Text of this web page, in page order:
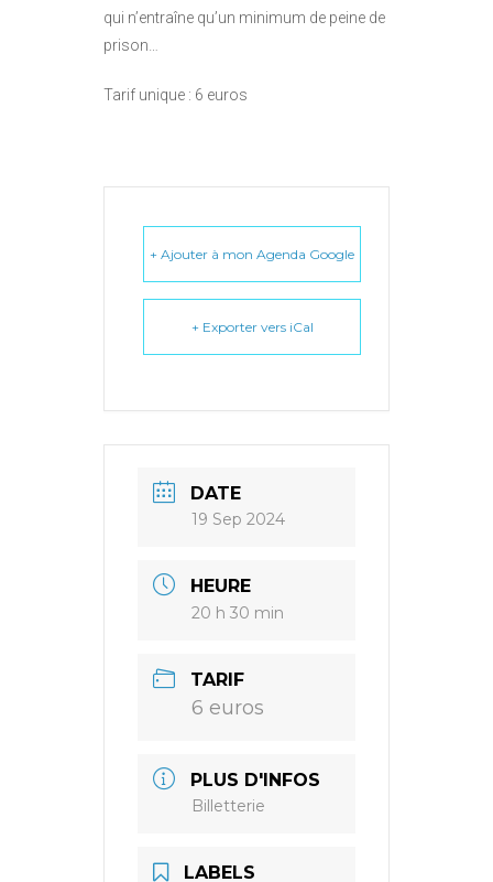
qui n’entraîne qu’un minimum de peine de
prison…
Tarif unique : 6 euros
+ Ajouter à mon Agenda Google
+ Exporter vers iCal
DATE
19 Sep 2024
HEURE
20 h 30 min
TARIF
6 euros
PLUS D'INFOS
Billetterie
LABELS